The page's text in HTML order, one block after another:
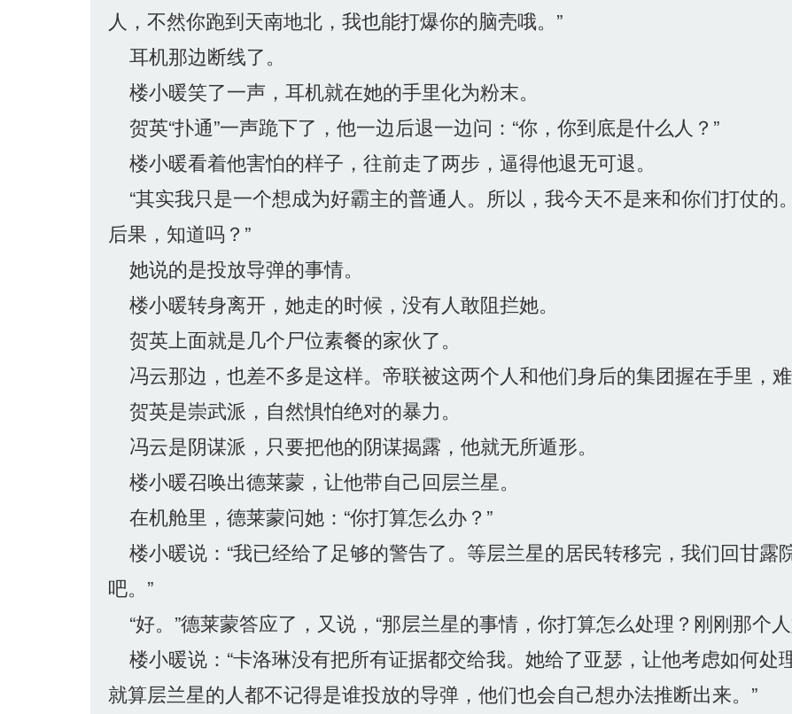
人，不然你跑到天南地北，我也能打爆你的脑壳哦。”
耳机那边断线了。
楼小暖笑了一声，耳机就在她的手里化为粉末。
贺英“扑通”一声跪下了，他一边后退一边问：“你，你到底是什么人？”
楼小暖看着他害怕的样子，往前走了两步，逼得他退无可退。
“其实我只是一个想成为好霸主的普通人。所以，我今天不是来和你们打仗的
后果，知道吗？”
她说的是投放导弹的事情。
楼小暖转身离开，她走的时候，没有人敢阻拦她。
贺英上面就是几个尸位素餐的家伙了。
冯云那边，也差不多是这样。帝联被这两个人和他们身后的集团握在手里，难
贺英是崇武派，自然惧怕绝对的暴力。
冯云是阴谋派，只要把他的阴谋揭露，他就无所遁形。
楼小暖召唤出德莱蒙，让他带自己回层兰星。
在机舱里，德莱蒙问她：“你打算怎么办？”
楼小暖说：“我已经给了足够的警告了。等层兰星的居民转移完，我们回甘露
吧。”
“好。”德莱蒙答应了，又说，“那层兰星的事情，你打算怎么处理？刚刚那个
楼小暖说：“卡洛琳没有把所有证据都交给我。她给了亚瑟，让他考虑如何处
就算层兰星的人都不记得是谁投放的导弹，他们也会自己想办法推断出来。”